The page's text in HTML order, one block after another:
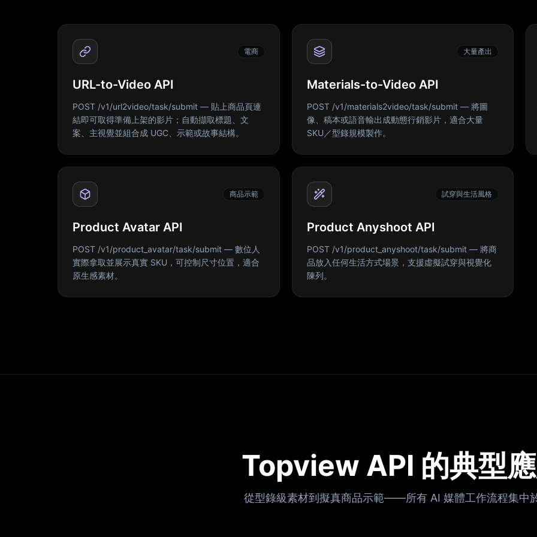
電商
URL-to-Video API
POST /v1/url2video/task/submit — 貼上商品頁連
結即可取得準備上架的影片；自動擷取標題、文
案、主視覺並組合成 UGC、示範或故事結構。
大量產出
Materials-to-Video API
POST /v1/materials2video/task/submit — 將圖
像、稿本或語音輸出成動態行銷影片，適合大量
SKU／型錄規模製作。
商品示範
Product Avatar API
POST /v1/product_avatar/task/submit — 數位人
實際拿取並展示真實 SKU，可控制尺寸位置，適合
原生感素材。
試穿與生活風格
Product Anyshoot API
POST /v1/product_anyshoot/task/submit — 將商
品放入任何生活方式場景，支援虛擬試穿與視覺化
陳列。
Topview API 的典型
從型錄級素材到擬真商品示範——所有 AI 媒體工作流程集中於